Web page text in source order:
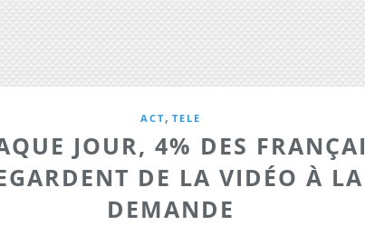
ACT, TELE
JOUR, 4% DES
DE LA VIDÉO À LA
DEMANDE